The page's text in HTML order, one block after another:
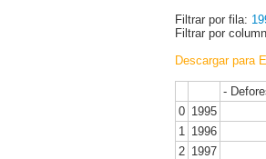
Filtrar por fila:
Filtrar por
Descargar para
-
0 1995
1
1996
2 1997